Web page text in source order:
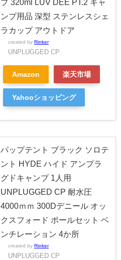
プ 320ml LUV DEE PT.2 キャ
ンプ用品 深型 ステンレスシェ
ラカップ アウトドア
created by Rinker
UNPLUGGED CP
Amazon 楽天市場
Yahooショッピング
パップテント ブラック ソロテ
ント HYDE ハイド アンプラ
グドキャンプ 1人用
UNPLUGGED CP 耐水圧
4000ｍｍ 300Dデニール オッ
クスフォード ポールセット ベ
ンチレーション 4か所
created by Rinker
UNPLUGGED CP